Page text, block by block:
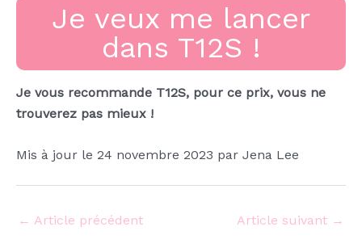
Je veux me lancer
dans T12S !
Je vous recommande T12S, pour ce prix, vous ne
trouverez pas mieux !
Mis à jour le 24 novembre 2023 par Jena Lee
← Article précédent Article suivant →